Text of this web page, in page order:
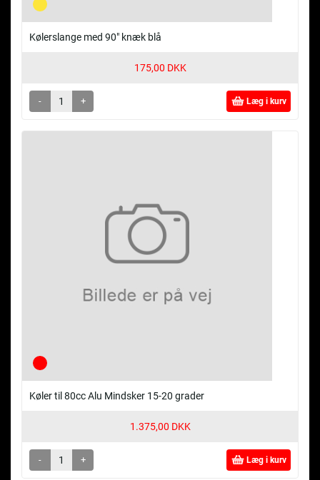
Kølerslange med 90" knæk blå
175,00 DKK
- + Læg i kurv
Køler til 80cc Alu Mindsker 15-20 grader
1.375,00 DKK
- + Læg i kurv